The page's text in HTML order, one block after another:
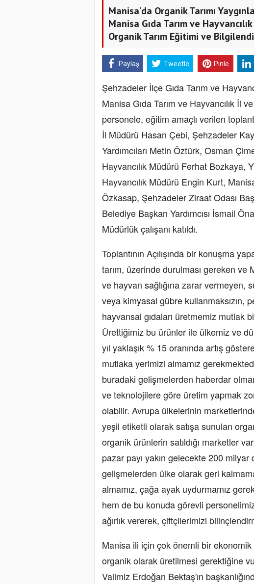
Manisa'da Organik Tarımı
Manisa Gıda Tarım ve
Organik Tarım Eğitimi ve
Paylaş Tweetle Pinle
Şehzadeler İlçe Gıda Tarım ve
Manisa Gıda Tarım ve Hayvancılık İl
personele, eğitim amaçlı verilen
İl Müdürü Hasan Çebi, Şehzadeler
Yardımcıları Metin Öztürk, Osman
Hayvancılık Müdürü Ferhat Bozkaya,
Hayvancılık Müdürü Engin Kurt,
Özkasap, Şehzadeler Ziraat Odası
Belediye Başkan Yardımcısı İsmail
Müdürlük çalışanı katıldı.
Toplantının Açılışında bir konuşma
tarım, üzerinde durulması gereken
ve hayvan sağlığına zarar vermeyen,
veya kimyasal gübre kullanmaksızın,
hayvansal gıdaları üretmemiz mutlak
Ürettiğimiz bu ürünler ile ülkemiz ve
yıl yaklaşık % 15 oranında artış
mutlaka yerimizi almamız
buradaki gelişmelerden haberdar
ve teknolojilere göre üretim yapmak
olabilir. Avrupa ülkelerinin
yeşil etiketli olarak satışa sunulan
organik ürünlerin satıldığı marketler
pazar payı yakın gelecekte 200
gelişmelerden ülke olarak geri
almamız, çağa ayak uydurmamız
hem de bu konuda görevli
ağırlık vererek, çiftçilerimizi
Manisa ili için çok önemli bir
organik olarak üretilmesi gerektiğine
Valimiz Erdoğan Bektaş'ın